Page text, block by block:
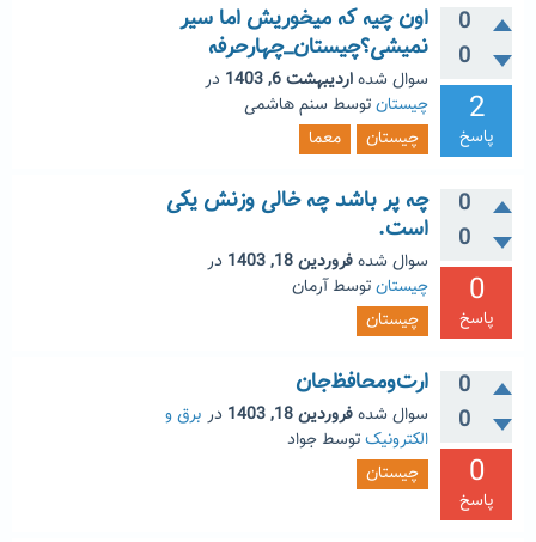
0
0
2
پاسخ
اون چیه که میخوریش اما سیر
نمیشی؟چیستان_چهارحرفه
سوال شدهاردیبهشت 6, 1403
در
چیستانتوسط سنم هاشمی
چیستان
معما
0
0
0
پاسخ
چه پر باشد چه خالی وزنش یکی
است.
سوال شدهفروردین 18, 1403
در
چیستانتوسطآرمان
چیستان
0
0
0
پاسخ
ارت‌ومحافظ‌جان
سوال شدهفروردین 18, 1403 در برق و
الکترونیکتوسط جواد
چیستان